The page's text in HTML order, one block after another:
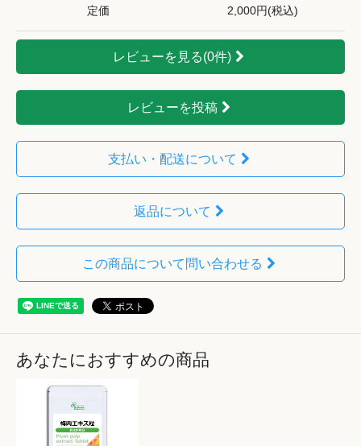
定価 2,000円(税込)
レビューを見る(0件)
レビューを投稿
支払い・配送について
返品について
この商品について問い合わせる
あなたにおすすめの商品